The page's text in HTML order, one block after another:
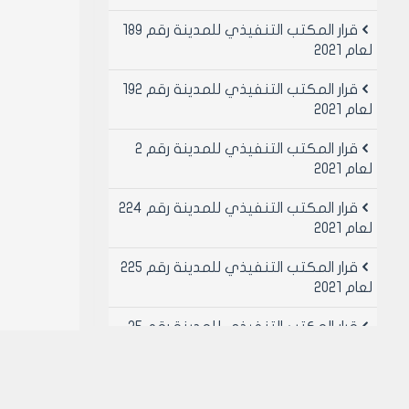
قرار المكتب التنفيذي للمدينة رقم 189
لعام 2021
قرار المكتب التنفيذي للمدينة رقم 192
لعام 2021
قرار المكتب التنفيذي للمدينة رقم 2
لعام 2021
قرار المكتب التنفيذي للمدينة رقم 224
لعام 2021
قرار المكتب التنفيذي للمدينة رقم 225
لعام 2021
قرار المكتب التنفيذي للمدينة رقم 25